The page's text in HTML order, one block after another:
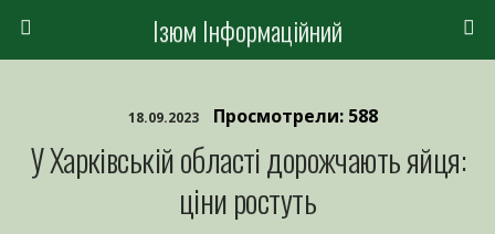
Ізюм Інформаційний
18.09.2023 Просмотрели: 588
У Харківській області дорожчають яйця:
ціни ростуть